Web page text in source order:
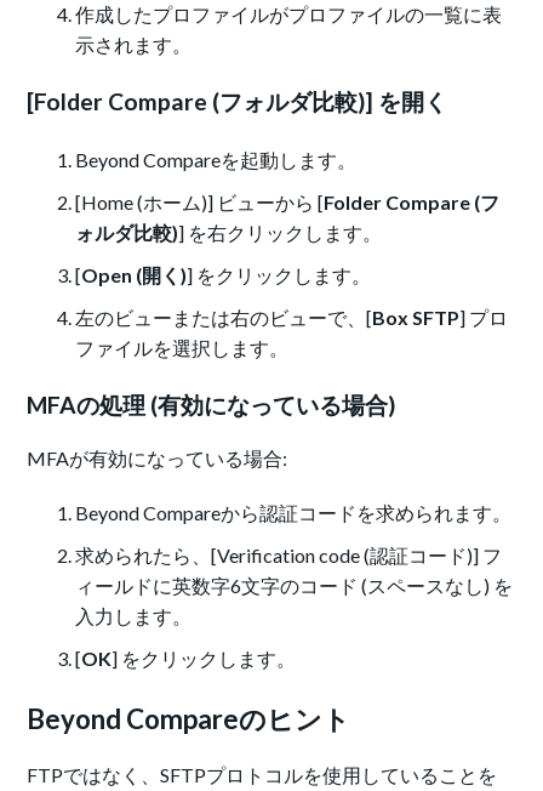
作成したプロファイルがプロファイルの一覧に表
示されます。
[Folder Compare (フォルダ比較)] を開く
Beyond Compareを起動します。
[Home (ホーム)] ビューから [Folder Compare (フ
ォルダ比較)] を右クリックします。
[Open (開く)] をクリックします。
左のビューまたは右のビューで、[Box SFTP] プロ
ファイルを選択します。
MFAの処理 (有効になっている場合)
MFAが有効になっている場合:
Beyond Compareから認証コードを求められます。
求められたら、[Verification code (認証コード)] フ
ィールドに英数字6文字のコード (スペースなし) を
入力します。
[OK] をクリックします。
Beyond Compareのヒント
FTPではなく、SFTPプロトコルを使用していることを